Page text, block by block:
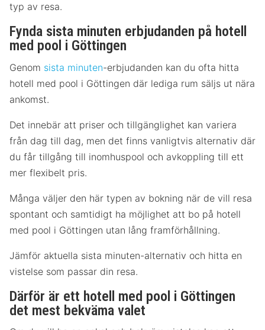
typ av resa.
Fynda sista minuten erbjudanden på hotell
med pool i Göttingen
Genom sista minuten-erbjudanden kan du ofta hitta
hotell med pool i Göttingen där lediga rum säljs ut nära
ankomst.
Det innebär att priser och tillgänglighet kan variera
från dag till dag, men det finns vanligtvis alternativ där
du får tillgång till inomhuspool och avkoppling till ett
mer flexibelt pris.
Många väljer den här typen av bokning när de vill resa
spontant och samtidigt ha möjlighet att bo på hotell
med pool i Göttingen utan lång framförhållning.
Jämför aktuella sista minuten-alternativ och hitta en
vistelse som passar din resa.
Därför är ett hotell med pool i Göttingen
det mest bekväma valet